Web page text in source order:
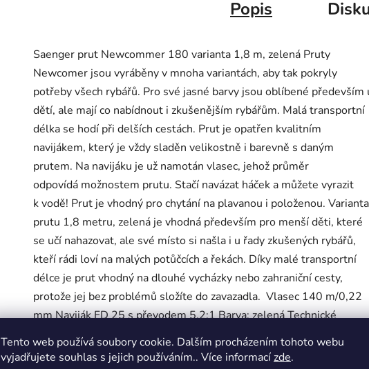
Tento web používá soubory cookie. Dalším procházením tohoto webu
vyjadřujete souhlas s jejich používáním.. Více informacízde.
Popis
Saenger prut Newcommer 180 varianta 1,8 m, zelená Pruty
Newcomer jsou vyráběny v mnoha variantách, aby tak pokryly
potřeby všech rybářů. Pro své jasné barvy jsou oblíbené především
dětí, ale mají co nabídnout i zkušenějším rybářům. Malá transportní
délka se hodí při delších cestách. Prut je opatřen kvalitním
navijákem, který je vždy sladěn velikostně i barevně s daným
prutem. Na navijáku je už namotán vlasec, jehož průměr
odpovídá možnostem prutu. Stačí navázat háček a můžete vyrazit
k vodě! Prut je vhodný pro chytání na plavanou i položenou. Varianta
prutu 1,8 metru, zelená je vhodná především pro menší děti, které
se učí nahazovat, ale své místo si našla i u řady zkušených rybářů,
kteří rádi loví na malých potůčcích a řekách. Díky malé transportní
délce je prut vhodný na dlouhé vycházky nebo zahraniční cesty,
protože jej bez problémů složíte do zavazadla. Vlasec 140 m/0,22
mm Naviják FD 25 s převodem 5,2:1 Barva: zelená Technické
parametry: Délka: 1,80 m Transportní délka: 46 cm Hmotnost: 275
g Odhozová zátěž: 10-25 g Očka: 4 Počet dílů: 5